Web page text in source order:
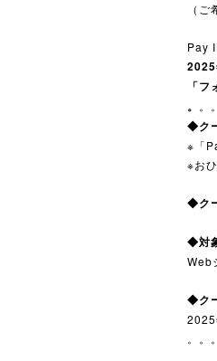
（
Pay
「
。 。
◆ク
※「
※お
◆ク
◆対
Web
◆ク
。。